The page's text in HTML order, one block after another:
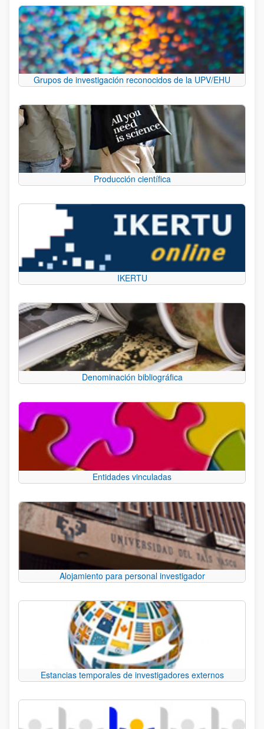
Grupos de investigación reconocidos de la UPV/EHU
Producción científica
IKERTU
Denominación bibliográfica
Entidades vinculadas
Alojamiento para personal investigador
Estancias temporales de investigadores externos